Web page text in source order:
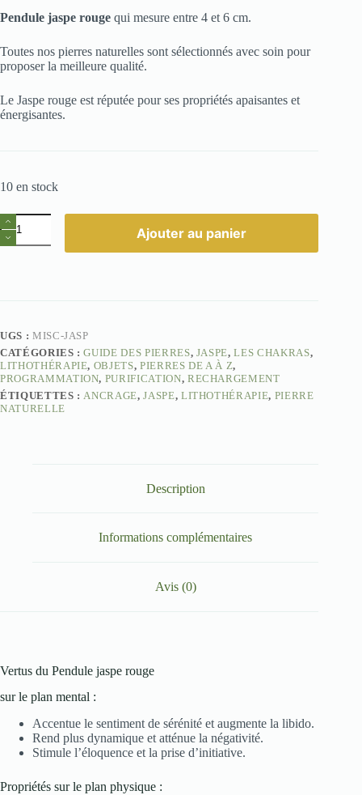
Pendule jaspe rouge qui mesure entre 4 et 6 cm.
Toutes nos pierres naturelles sont sélectionnés avec soin pour
proposer la meilleure qualité.
Le Jaspe rouge est réputée pour ses propriétés apaisantes et
énergisantes.
10 en stock
quantité
de
Pendule
Ancrage
et
Vitalité
Ajouter au panier
UGS : MISC-JASP
CATÉGORIES :GUIDE DES PIERRES, JASPE,LES CHAKRAS,
LITHOTHÉRAPIE, OBJETS, PIERRES DE A À Z,
PROGRAMMATION, PURIFICATION, RECHARGEMENT
ÉTIQUETTES : ANCRAGE,JASPE, LITHOTHÉRAPIE, PIERRE
NATURELLE
Description
Informations complémentaires
Avis (0)
Vertus du Pendule jaspe rouge
sur le plan mental :
Accentue le sentiment de sérénité et augmente la libido.
Rend plus dynamique et atténue la négativité.
Stimule l’éloquence et la prise d’initiative.
Propriétés sur le plan physique :